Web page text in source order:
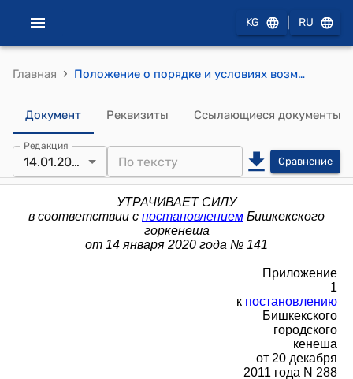
KG RU
Главная › Положение о порядке и условиях возмездного предоставления прав собственности или аренды на земельные участки, находящиеся в муниципальной собственности города Бишкек (утверждено постановлением Бишкекского городского кенеша от 20 декабря 2011 года № 288)
Документ Реквизиты Ссылающиеся документы
Редакция
14.01.2020 Сравнение